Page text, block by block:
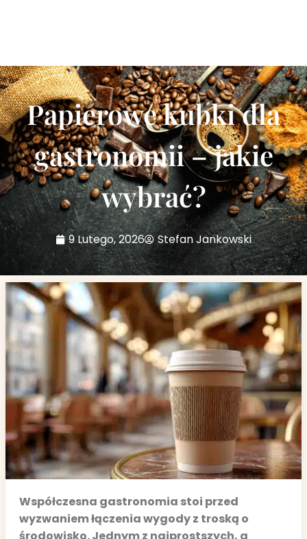
Papierowe kubki dla
gastronomii – jakie
wybrać?
9 Lutego, 2026 Stefan Jankowski
Współczesna gastronomia stoi przed
wyzwaniem łączenia wygody z troską o